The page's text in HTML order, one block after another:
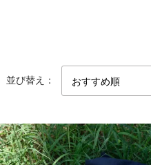
並び替え：